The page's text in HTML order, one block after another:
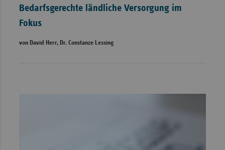
Bedarfsgerechte ländliche Versorgung im
Fokus
von David Herr, Dr. Constanze Lessing